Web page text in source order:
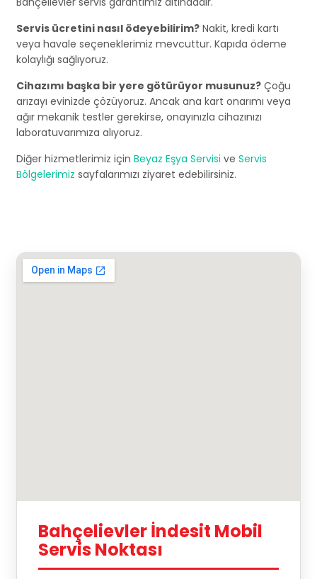
Servis ücretini nasıl ödeyebilirim? Nakit, kredi kartı
veya havale seçeneklerimiz mevcuttur. Kapıda ödeme
kolaylığı sağlıyoruz.
Cihazımı başka bir yere götürüyor musunuz? Çoğu
arızayı evinizde çözüyoruz. Ancak ana kart onarımı veya
ağır mekanik testler gerekirse, onayınızla cihazınızı
laboratuvarımıza alıyoruz.
Diğer hizmetlerimiz için Beyaz Eşya Servisi ve Servis
Bölgelerimiz sayfalarımızı ziyaret edebilirsiniz.
Bahçelievler İndesit Mobil
Servis Noktası